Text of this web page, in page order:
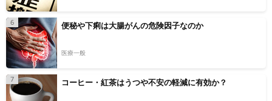
6 便秘や下痢は大腸がんの危険因子なのか
医療一般
7 コーヒー・紅茶はうつや不安の軽減に有効か？